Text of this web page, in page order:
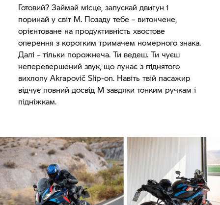
Готовий? Займай місце, запускай двигун і
поринай у світ M. Позаду тебе – витончене,
орієнтоване на продуктивність хвостове
оперення з коротким тримачем номерного знака.
Далі – тільки порожнеча. Ти ведеш. Ти чуєш
неперевершений звук, що лунає з піднятого
вихлопу Akrapovič Slip-on. Навіть твій пасажир
відчує повний досвід M завдяки тонким ручкам і
підніжкам.